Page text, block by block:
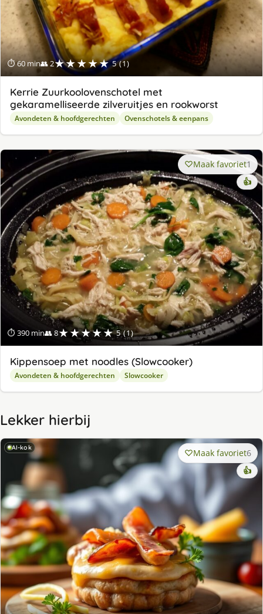
⏱ 60 min👥 2★★★★★ 5 (1)
Kerrie Zuurkoolovenschotel met
gekaramelliseerde zilveruitjes en rookworst
Avondeten & hoofdgerechten Ovenschotels & eenpans
⏱ 390 min👥 8★★★★★ 5 (1)
Maak favoriet1
👍
Kippensoep met noodles (Slowcooker)
Avondeten & hoofdgerechten Slowcooker
Lekker hierbij
AI-kok Maak favoriet6
👍